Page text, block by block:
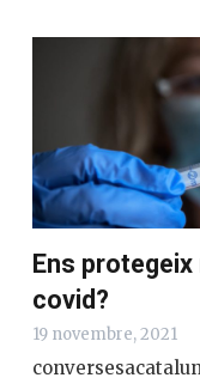
Ens
covid?
19 novembre, 2021